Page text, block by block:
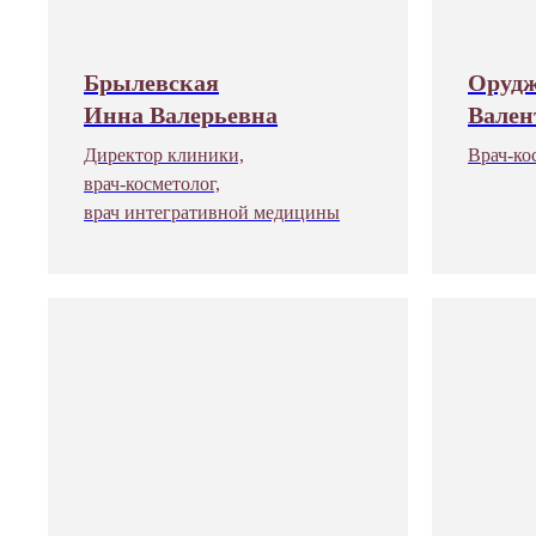
Брылевская
Инна Валерьевна
Директор клиники,
врач-косметолог,
врач интегративной медицины
Врач-